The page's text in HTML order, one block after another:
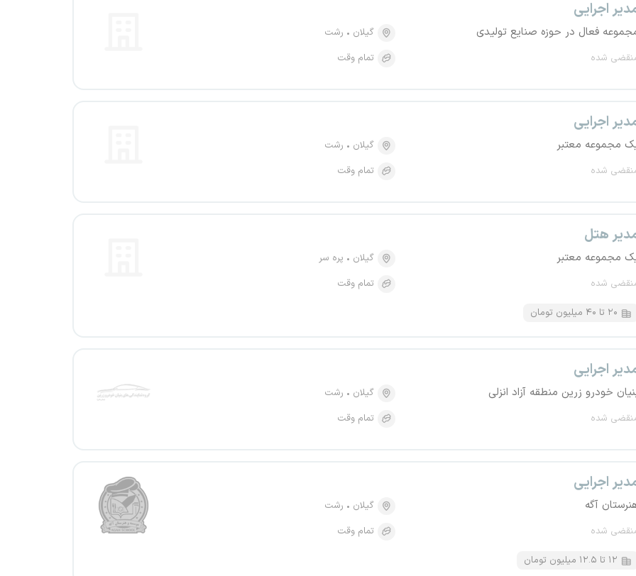
اجرایی
فعال در حوزه صنایع تولیدی
شده
گیلان
رشت
تمام وقت
اجرایی
مجموعه معتبر
شده
گیلان
رشت
تمام وقت
هتل
مجموعه معتبر
شده
گیلان
پره سر
تمام وقت
۲۰ تا ۴۰ میلیون تومان
اجرایی
خودرو زرین منطقه آزاد انزلی
شده
گیلان
رشت
تمام وقت
اجرایی
آگه
شده
گیلان
رشت
تمام وقت
۱۲ تا ۱۲.۵ میلیون تومان